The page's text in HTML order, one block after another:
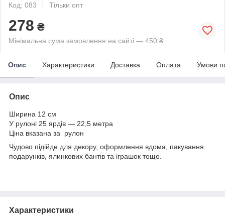
Код: 083
Тільки опт
278 ₴
Мінімальна сума замовлення на сайті — 450 ₴
Опис Характеристики Доставка Оплата Умови
Опис
Ширина 12 см
У рулоні 25 ярдів — 22,5 метра
Ціна вказана за рулон
Чудово підійде для декору, оформлення вдома, пакування
подарунків, ялинкових бантів та іграшок тощо.
Характеристики